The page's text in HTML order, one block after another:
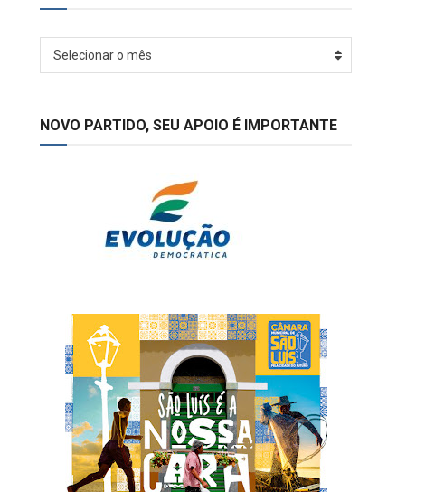
Arquivos
Selecionar o mês
NOVO PARTIDO, SEU APOIO É IMPORTANTE